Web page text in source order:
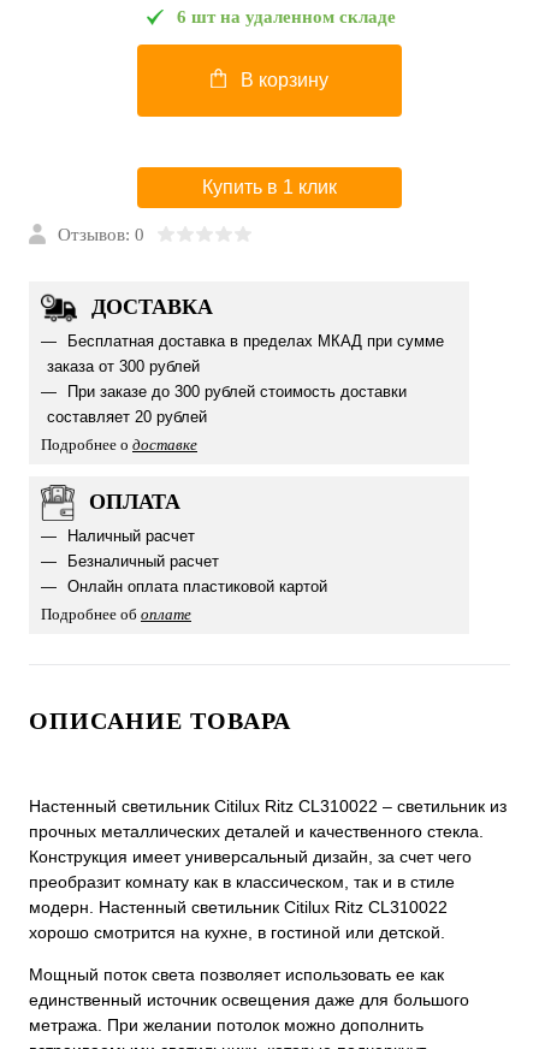
6 шт на удаленном складе
В корзину
Купить в 1 клик
Отзывов: 0
ДОСТАВКА
Бесплатная доставка в пределах МКАД при сумме
заказа от 300 рублей
При заказе до 300 рублей стоимость доставки
составляет 20 рублей
Подробнее о доставке
ОПЛАТА
Наличный расчет
Безналичный расчет
Онлайн оплата пластиковой картой
Подробнее об оплате
ОПИСАНИЕ ТОВАРА
Настенный светильник Citilux Ritz CL310022 – светильник из
прочных металлических деталей и качественного стекла.
Конструкция имеет универсальный дизайн, за счет чего
преобразит комнату как в классическом, так и в стиле
модерн. Настенный светильник Citilux Ritz CL310022
хорошо смотрится на кухне, в гостиной или детской.
Мощный поток света позволяет использовать ее как
единственный источник освещения даже для большого
метража. При желании потолок можно дополнить